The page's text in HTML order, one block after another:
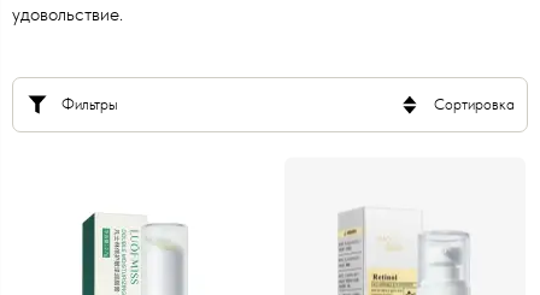
удовольствие.
Фильтры Сортировка